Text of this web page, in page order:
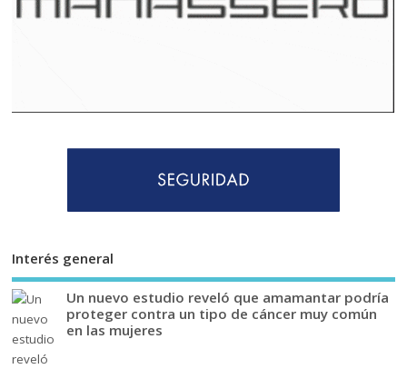
Interés general
Un nuevo estudio reveló que amamantar podría
proteger contra un tipo de cáncer muy común
en las mujeres